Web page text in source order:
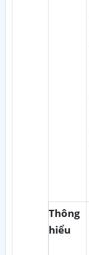
Thông
hiểu